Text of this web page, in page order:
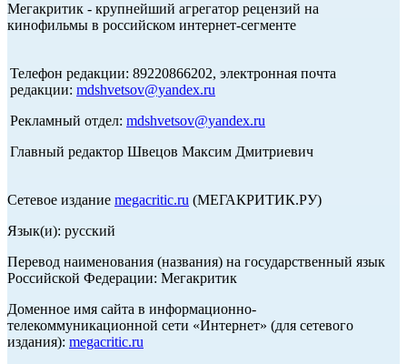
Мегакритик - крупнейший агрегатор рецензий на
кинофильмы в российском интернет-сегменте
Телефон редакции: 89220866202, электронная почта
редакции: mdshvetsov@yandex.ru
Рекламный отдел: mdshvetsov@yandex.ru
Главный редактор Швецов Максим Дмитриевич
Сетевое издание megacritic.ru (МЕГАКРИТИК.РУ)
Язык(и): русский
Перевод наименования (названия) на государственный язык
Российской Федерации: Мегакритик
Доменное имя сайта в информационно-
телекоммуникационной сети «Интернет» (для сетевого
издания): megacritic.ru